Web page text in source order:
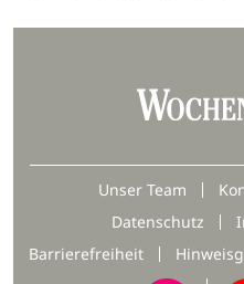
Unser Team
Datenschutz
Barrierefreiheit